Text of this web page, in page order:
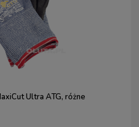
Ultra ATG, różne